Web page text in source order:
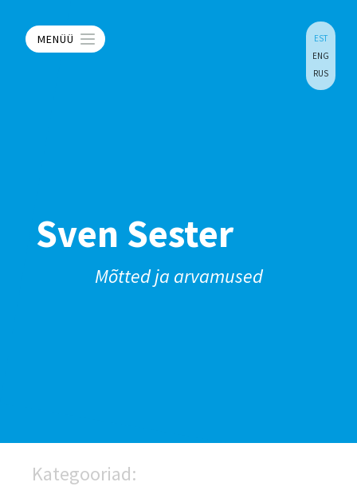
MENÜÜ
EST
ENG
RUS
Sven Sester
Mõtted ja arvamused
Kategooriad: